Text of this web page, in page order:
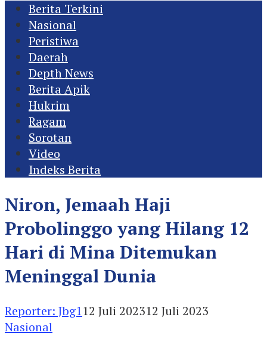
Berita Terkini
Nasional
Peristiwa
Daerah
Depth News
Berita Apik
Hukrim
Ragam
Sorotan
Video
Indeks Berita
Niron, Jemaah Haji
Probolinggo yang Hilang 12
Hari di Mina Ditemukan
Meninggal Dunia
Reporter: Jbg112 Juli 202312 Juli 2023
Nasional